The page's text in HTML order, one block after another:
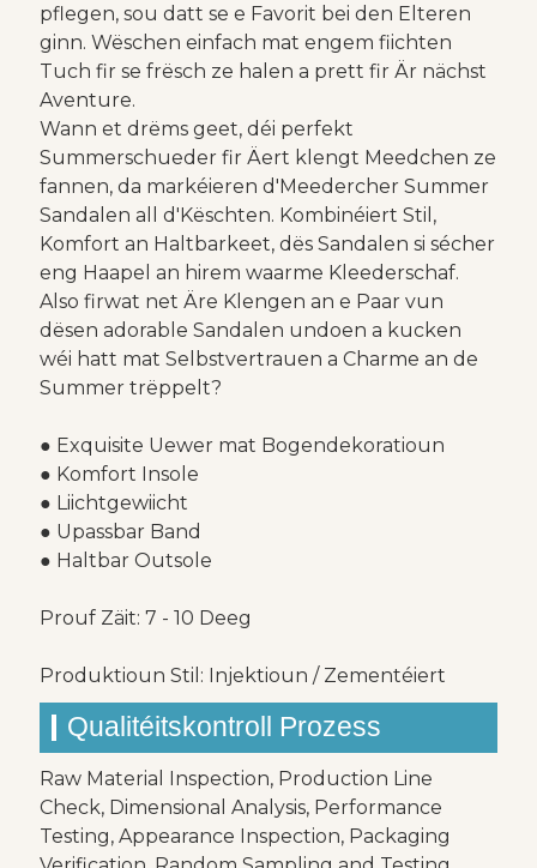
pflegen, sou datt se e Favorit bei den Elteren
ginn. Wëschen einfach mat engem fiichten
Tuch fir se frësch ze halen a prett fir Är nächst
Aventure.
Wann et drëms geet, déi perfekt
Summerschueder fir Äert klengt Meedchen ze
fannen, da markéieren d'Meedercher Summer
Sandalen all d'Këschten. Kombinéiert Stil,
Komfort an Haltbarkeet, dës Sandalen si sécher
eng Haapel an hirem waarme Kleederschaf.
Also firwat net Äre Klengen an e Paar vun
dësen adorable Sandalen undoen a kucken
wéi hatt mat Selbstvertrauen a Charme an de
Summer trëppelt?
● Exquisite Uewer mat Bogendekoratioun
● Komfort Insole
● Liichtgewiicht
● Upassbar Band
● Haltbar Outsole
Prouf Zäit: 7 - 10 Deeg
Produktioun Stil: Injektioun / Zementéiert
Qualitéitskontroll Prozess
Raw Material Inspection, Production Line
Check, Dimensional Analysis, Performance
Testing, Appearance Inspection, Packaging